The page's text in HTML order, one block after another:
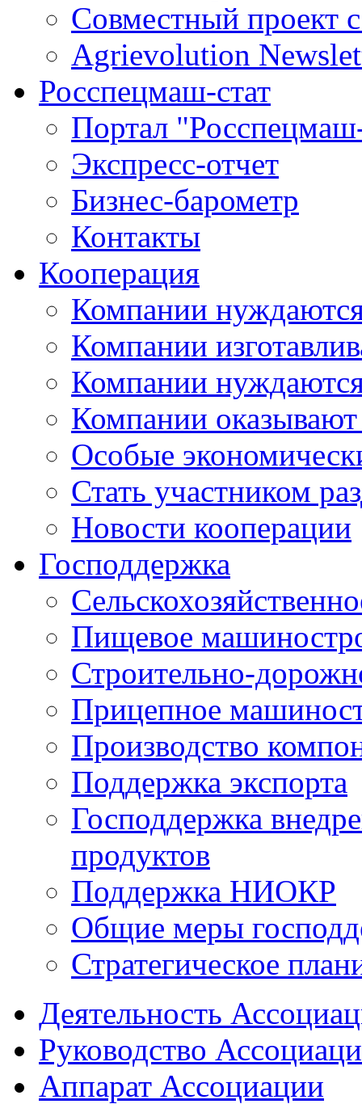
Совместный проект
Agrievolution
Росспецмаш-стат
Портал
Экспресс-отчет
Бизнес-барометр
Контакты
Кооперация
Компании
Компании
Компании
Компании оказывают
Особые
Стать участником
Новости кооперации
Господдержка
Пищевое
Строительно-
Прицепное
Производство
Поддержка экспорта
Господдержка
продуктов
Поддержка НИОКР
Общие меры
Стратегическое
Деятельность
Руководство
Аппарат Ассоциации